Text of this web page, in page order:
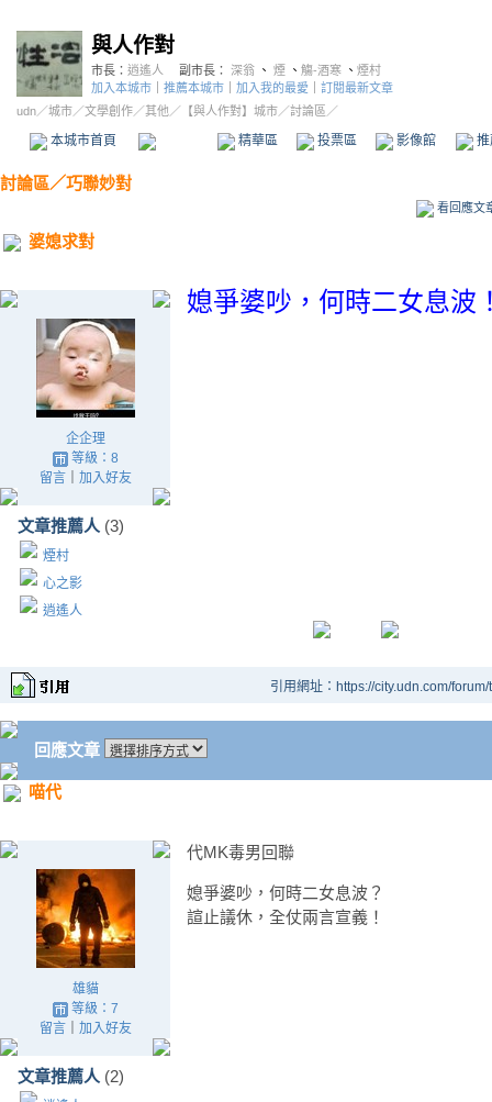
與人作對
市長： 逍遙人 副市長： 深翁 、 煙 、 觴-酒寒 、 煙村
加入本城市
推薦本城市 加入我的最愛
訂閱最新文章
udn／城市／文學創作／其他 ／ 【與人作對】城市／討論區／
本城市首頁 精華區 投票區 影像館
討論區／巧聯妙對
看回應文
婆媳求對
企企理
等級：8
留言｜ 加入好友
文章推薦人 (3)
煙村
心之影
逍遙人
媳爭婆吵，何時二女息波
引用網址：https://city.udn.com/
回應文章
喵代
雄貓
等級：7
留言｜ 加入好友
文章推薦人 (2)
代MK毒男回聯
媳爭婆吵，何時二女息波？
諠止議休，全仗兩言宣義！